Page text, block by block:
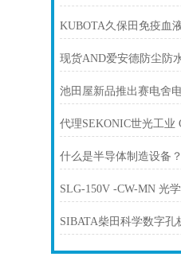
什么是半导体制造设备？